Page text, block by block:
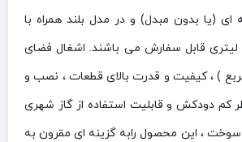
ای (یا بدون مبدل) و در مدل بلند همراه با
مخزن کویل دار 160 لیتری قابل سفارش می باشند. اشغال فضای
1.5 متر مربع ) ، کیفیت و قدرت بالای قطعات ، نصب و
کم دودکش و قابلیت استفاده از گاز شهری
سوخت ، این محصول رابه گزینه ای مقرون به